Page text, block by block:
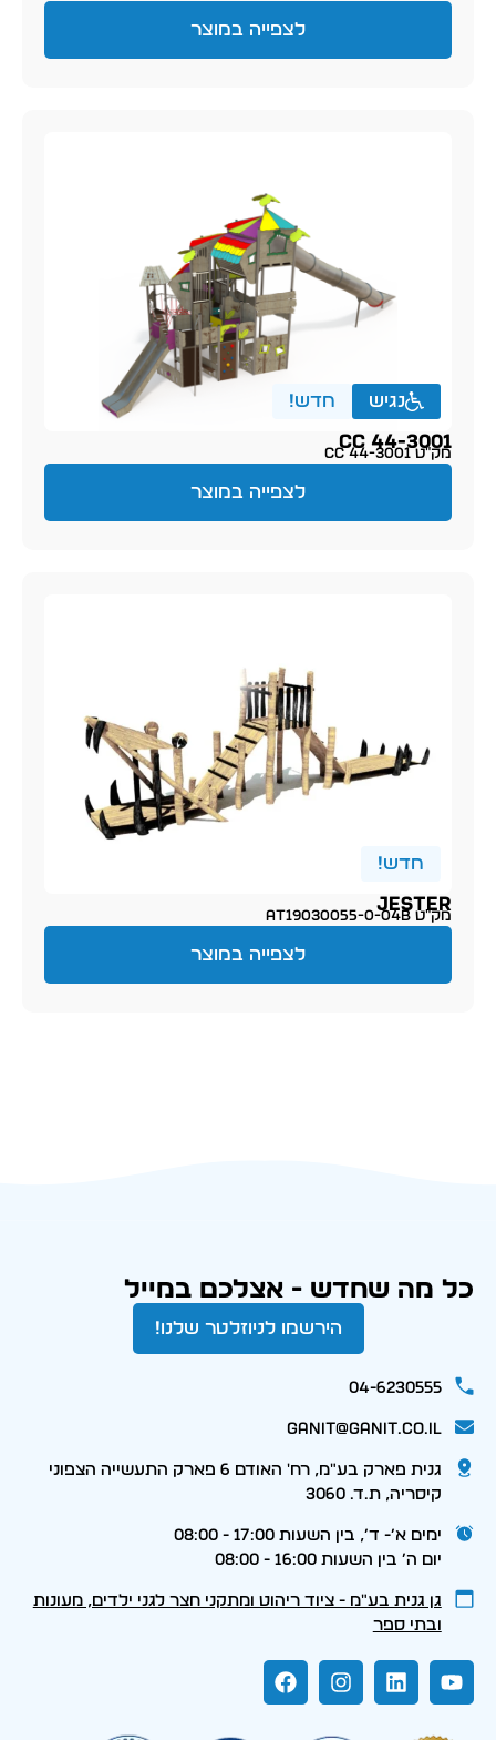
לצפייה במוצר
נגיש חדש!
CC 44-3001
מק״ט CC 44-3001
לצפייה במוצר
חדש!
Jester
מק״ט AT19030055-0-04b
לצפייה במוצר
כל מה שחדש - אצלכם במייל
הירשמו לניוזלטר שלנו!
04-6230555
ganit@ganit.co.il
גנית פארק בע"מ, רח' האודם 6 פארק התעשייה הצפוני
קיסריה, ת.ד. 3060
ימים א׳- ד׳, בין השעות 17:00 - 08:00
יום ה׳ בין השעות 16:00 - 08:00
גן גנית בע״מ - ציוד ריהוט ומתקני חצר לגני ילדים, מעונות
ובתי ספר